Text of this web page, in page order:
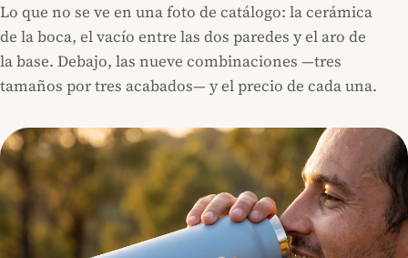
Lo que no se ve en una foto de catálogo: la cerámica
de la boca, el vacío entre las dos paredes y el aro de
la base. Debajo, las nueve combinaciones —tres
tamaños por tres acabados— y el precio de cada una.